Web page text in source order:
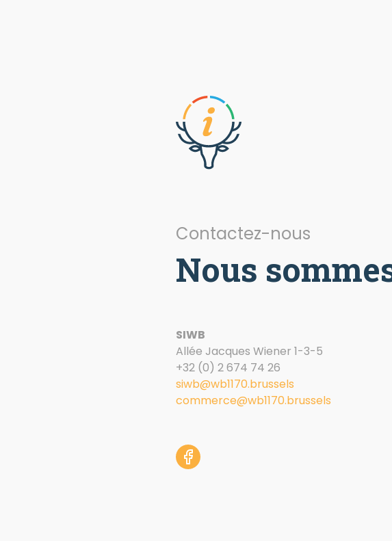
Contactez-nous
Nous
SIWB
Allée Jacques Wiener 1-3-5
+32 (0) 2 674 74 26
siwb@wb1170.brussels
commerce@wb1170.brussels